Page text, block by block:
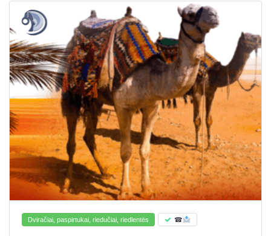
Dviračiai, paspirtukai, riedučiai, riedlentės ☎